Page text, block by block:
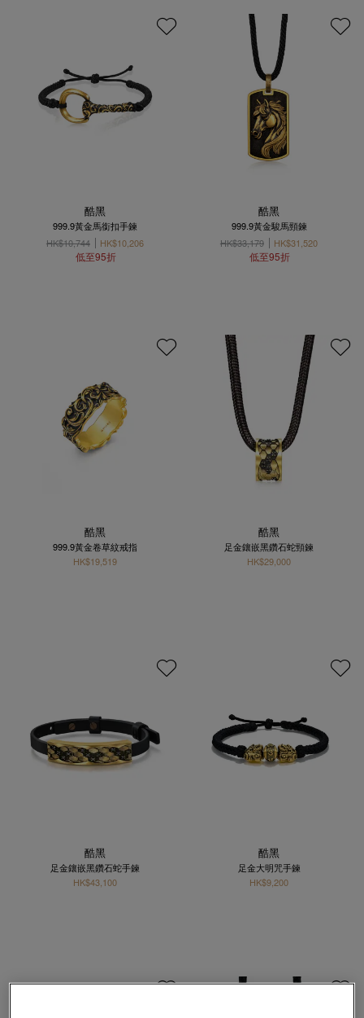
酷黑
999.9黃金馬銜扣手鍊
HK$10,744
HK$10,206
低至95折
酷黑
999.9黃金駿馬頸鍊
HK$33,179
HK$31,520
低至95折
酷黑
999.9黃金卷草紋戒指
HK$19,519
酷黑
足金鑲嵌黑鑽石蛇頸鍊
HK$29,000
酷黑
足金鑲嵌黑鑽石蛇手鍊
HK$43,100
酷黑
足金大明咒手鍊
HK$9,200